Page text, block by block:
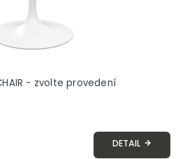
- zvolte provedení
DETAIL